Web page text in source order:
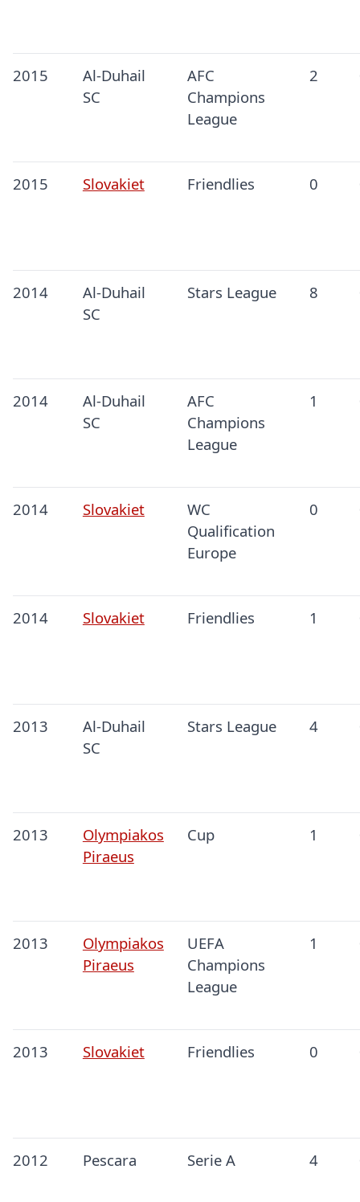
2015
Al-Duhail
SC
AFC
Champions
League
2
2015 Slovakiet Friendlies 0
2014
Al-Duhail
SC
Stars League 8
2014
Al-Duhail
SC
AFC
Champions
League
1
2014 Slovakiet
WC
Qualification
Europe
0
2014 Slovakiet Friendlies 1
2013
Al-Duhail
SC
Stars League 4
2013
Olympiakos
Piraeus
Cup 1
2013
Olympiakos
Piraeus
UEFA
Champions
League
1
2013 Slovakiet Friendlies 0
2012 Pescara Serie A 4